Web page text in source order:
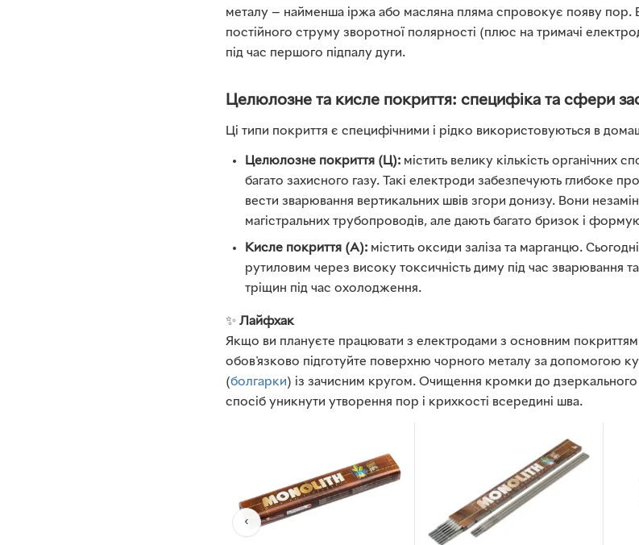
металу — найменша іржа або масляна пляма спровокує появу
постійного струму зворотної полярності (плюс на тримачі
під час першого підпалу дуги.
Целюлозне та кисле покриття: специфіка та сфери
Ці типи покриття є специфічними і рідко використовуються в
Целюлозне покриття (Ц): містить велику кількість органічних
багато захисного газу. Такі електроди забезпечують глибоке
вести зварювання вертикальних швів згори донизу. Вони
магістральних трубопроводів, але дають багато бризок і
Кисле покриття (А): містить оксиди заліза та марганцю.
рутиловим через високу токсичність диму під час зварювання
тріщин під час охолодження.
✨ Лайфхак
Якщо ви плануєте працювати з електродами з основним
обов'язково підготуйте поверхню чорного металу за допомогою
(болгарки) із зачисним кругом. Очищення кромки до
спосіб уникнути утворення пор і крихкості всередині шва.
‹